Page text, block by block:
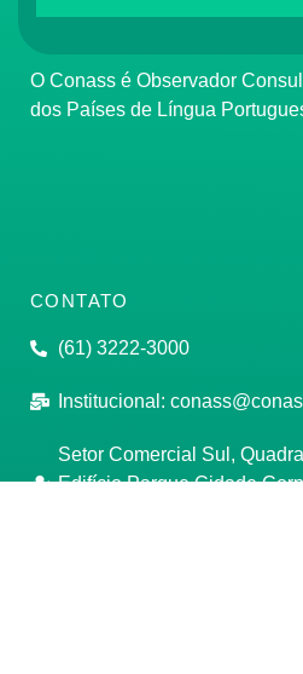
O Conass é Observador Consultivo da Comunidade
dos Países de Língua
CONTATO
(61) 3222-3000
Institucional:
Setor Comercial Sul,
Edifício Parque Cidade